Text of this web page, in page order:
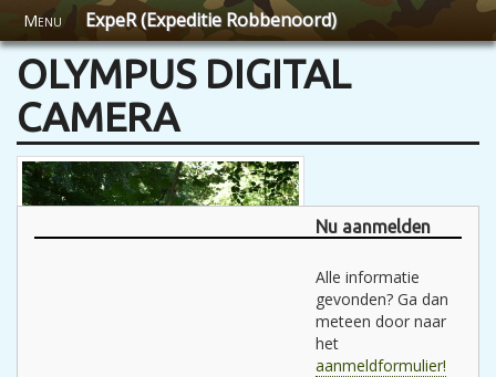
Menu ExpeR (Expeditie Robbenoord)
OLYMPUS DIGITAL
CAMERA
Nu aanmelden
Alle informatie
gevonden? Ga dan
meteen door naar
het
aanmeldformulier!